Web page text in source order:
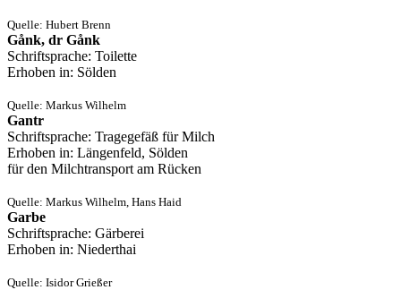
Quelle: Hubert Brenn
Gånk, dr Gånk
Schriftsprache: Toilette
Erhoben in: Sölden
Quelle: Markus Wilhelm
Gantr
Schriftsprache: Tragegefäß für Milch
Erhoben in: Längenfeld, Sölden
für den Milchtransport am Rücken
Quelle: Markus Wilhelm, Hans Haid
Garbe
Schriftsprache: Gärberei
Erhoben in: Niederthai
Quelle: Isidor Grießer